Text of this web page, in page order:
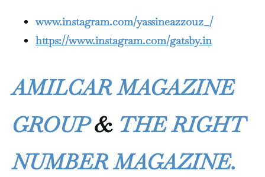
www.instagram.com/yassineazzouz_/
https://www.instagram.com/gatsby.in
AMILCAR MAGAZINE
GROUP & THE RIGHT
NUMBER MAGAZINE.